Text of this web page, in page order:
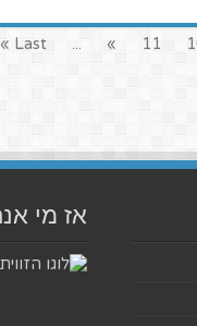
11
»
...
Last »
אז מי